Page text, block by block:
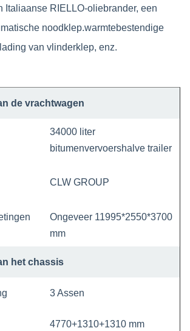
Italiaanse RIELLO-oliebrander, een
noodklep.warmtebestendige
van vlinderklep, enz.
de vrachtwagen
34000 liter
bitumenvervoershalve trailer
CLW GROUP
Ongeveer 11995*2550*3700
mm
het chassis
3 Assen
4770+1310+1310 mm